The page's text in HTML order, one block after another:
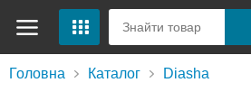
Головна Каталог Diasha